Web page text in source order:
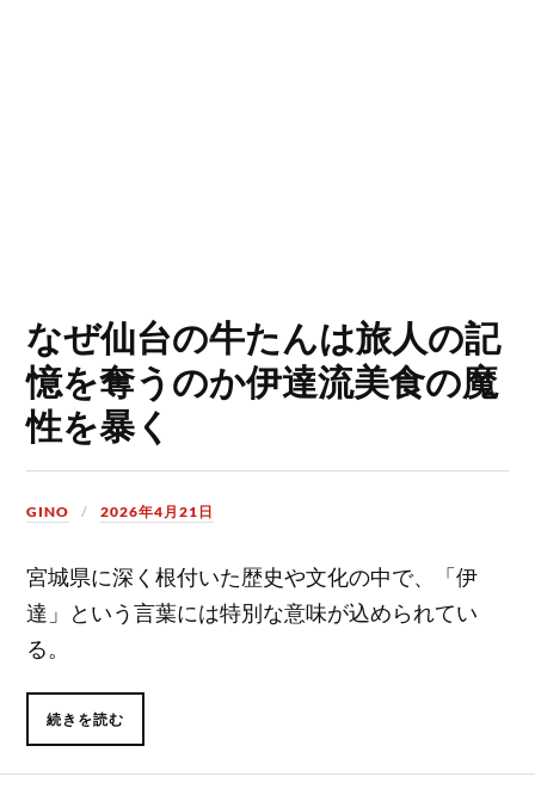
なぜ仙台の牛たんは旅人の記
憶を奪うのか伊達流美食の魔
性を暴く
GINO 2026年4月21日
宮城県に深く根付いた歴史や文化の中で、「伊
達」という言葉には特別な意味が込められてい
る。
続きを読む